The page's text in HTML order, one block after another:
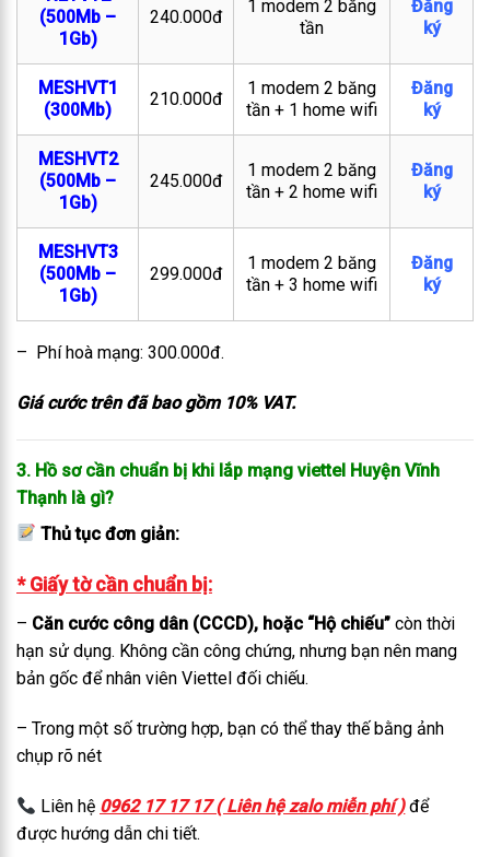
(500Mb –
1Gb)
240.000đ
1 modem 2 băng
tần
Đăng
ký
MESHVT1
(300Mb)
210.000đ
1 modem 2 băng
tần + 1 home wifi
Đăng
ký
MESHVT2
(500Mb –
1Gb)
245.000đ
1 modem 2 băng
tần + 2 home wifi
Đăng
ký
MESHVT3
(500Mb –
1Gb)
299.000đ
1 modem 2 băng
tần + 3 home wifi
Đăng
ký
– Phí hoà mạng: 300.000đ.
Giá cước trên đã bao gồm 10% VAT.
3. Hồ sơ cần chuẩn bị khi lắp mạng viettel Huyện Vĩnh
Thạnh là gì?
Thủ tục đơn giản:
* Giấy tờ cần chuẩn bị:
– Căn cước công dân (CCCD), hoặc “Hộ chiếu” còn thời
hạn sử dụng. Không cần công chứng, nhưng bạn nên mang
bản gốc để nhân viên Viettel đối chiếu.
– Trong một số trường hợp, bạn có thể thay thế bằng ảnh
chụp rõ nét
Liên hệ 0962 17 17 17 ( Liên hệ zalo miễn phí )để
được hướng dẫn chi tiết.